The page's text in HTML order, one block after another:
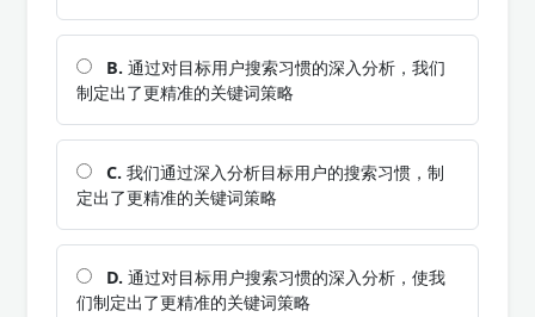
B. 通过对目标用户搜索习惯的深入分析，我们
制定出了更精准的关键词策略
C. 我们通过深入分析目标用户的搜索习惯，制
定出了更精准的关键词策略
D. 通过对目标用户搜索习惯的深入分析，使我
们制定出了更精准的关键词策略